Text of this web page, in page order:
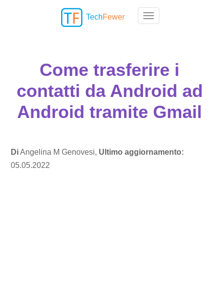
Toggle navigation
TechFewer
Come trasferire i
contatti da Android ad
Android tramite Gmail
DiAngelina M Genovesi, Ultimo aggiornamento:
05.05.2022